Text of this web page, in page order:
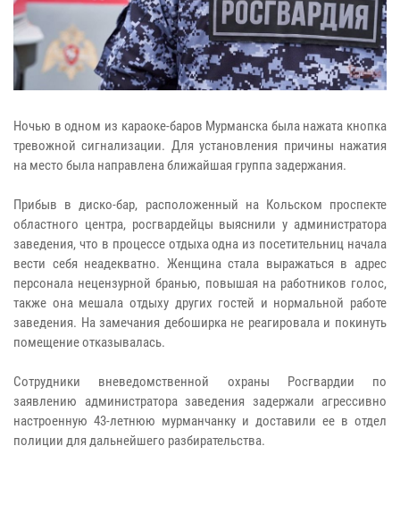
Ночью в одном из караоке-баров Мурманска была нажата кнопка
тревожной сигнализации. Для установления причины нажатия
на место была направлена ближайшая группа задержания.
Прибыв в диско-бар, расположенный на Кольском проспекте
областного центра, росгвардейцы выяснили у администратора
заведения, что в процессе отдыха одна из посетительниц начала
вести себя неадекватно. Женщина стала выражаться в адрес
персонала нецензурной бранью, повышая на работников голос,
также она мешала отдыху других гостей и нормальной работе
заведения. На замечания дебоширка не реагировала и покинуть
помещение отказывалась.
Сотрудники вневедомственной охраны Росгвардии по
заявлению администратора заведения задержали агрессивно
настроенную 43-летнюю мурманчанку и доставили ее в отдел
полиции для дальнейшего разбирательства.